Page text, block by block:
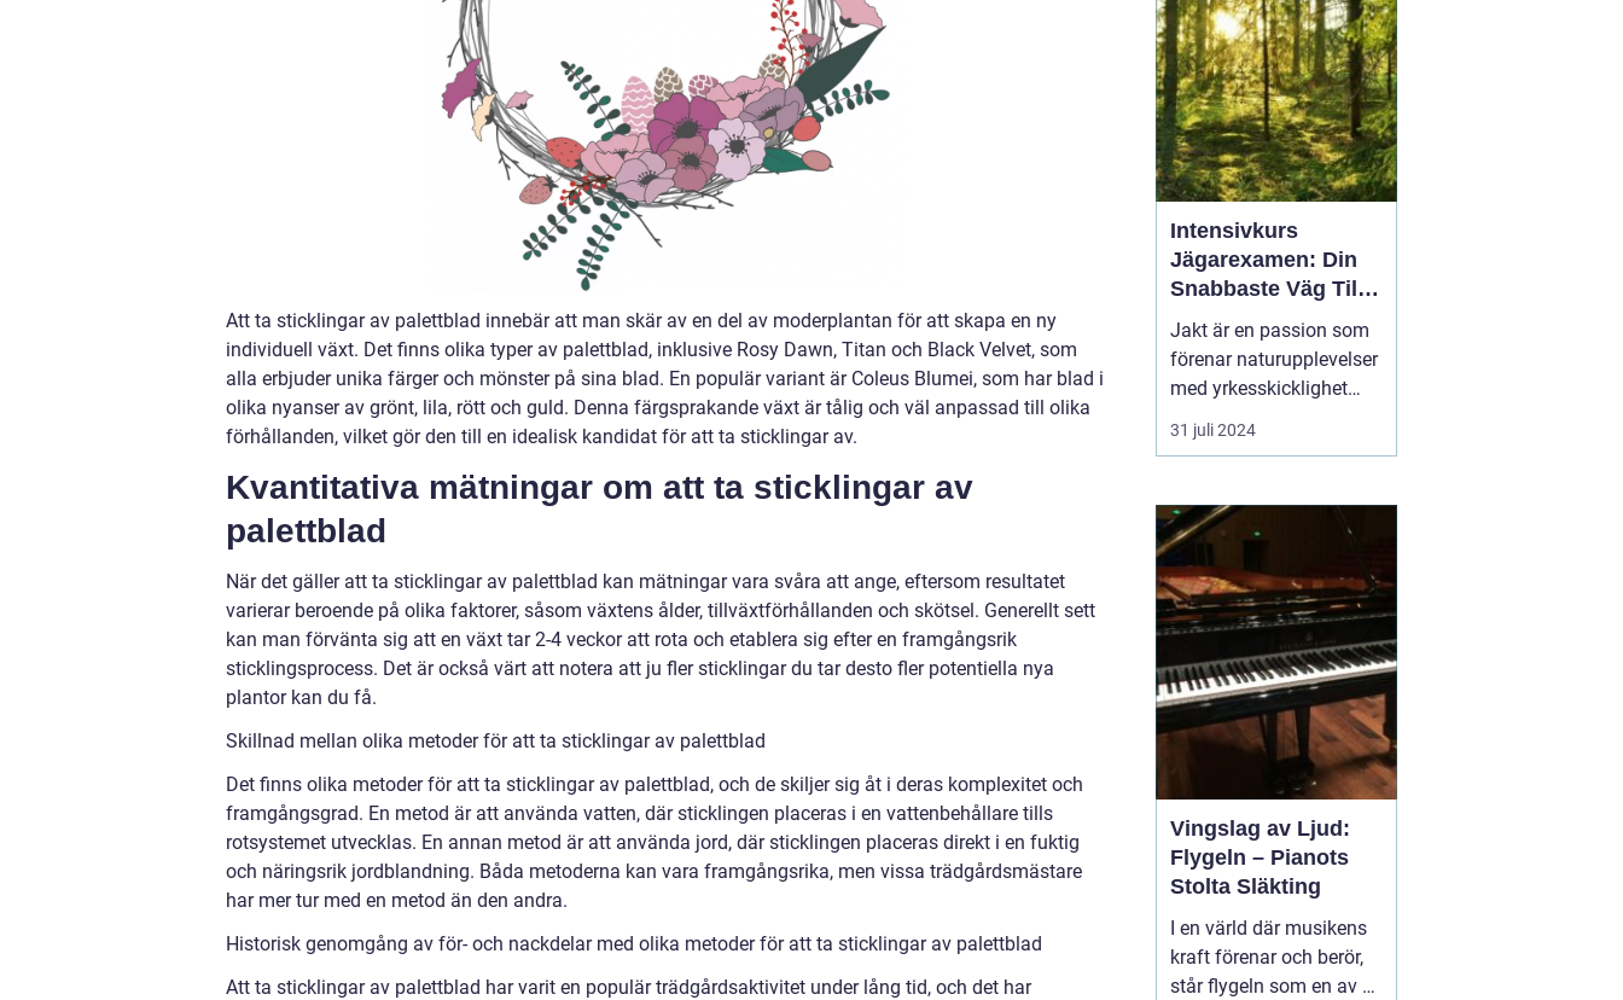
Att ta sticklingar av palettblad innebär att man skär av en del av moderplantan för att skapa en ny
individuell växt. Det finns olika typer av palettblad, inklusive Rosy Dawn, Titan och Black Velvet, som
alla erbjuder unika färger och mönster på sina blad. En populär variant är Coleus Blumei, som har blad i
olika nyanser av grönt, lila, rött och guld. Denna färgsprakande växt är tålig och väl anpassad till olika
förhållanden, vilket gör den till en idealisk kandidat för att ta sticklingar av.
Kvantitativa mätningar om att ta sticklingar av
palettblad
När det gäller att ta sticklingar av palettblad kan mätningar vara svåra att ange, eftersom resultatet
varierar beroende på olika faktorer, såsom växtens ålder, tillväxtförhållanden och skötsel. Generellt sett
kan man förvänta sig att en växt tar 2-4 veckor att rota och etablera sig efter en framgångsrik
sticklingsprocess. Det är också värt att notera att ju fler sticklingar du tar desto fler potentiella nya
plantor kan du få.
Skillnad mellan olika metoder för att ta sticklingar av palettblad
Det finns olika metoder för att ta sticklingar av palettblad, och de skiljer sig åt i deras komplexitet och
framgångsgrad. En metod är att använda vatten, där sticklingen placeras i en vattenbehållare tills
rotsystemet utvecklas. En annan metod är att använda jord, där sticklingen placeras direkt i en fuktig
och näringsrik jordblandning. Båda metoderna kan vara framgångsrika, men vissa trädgårdsmästare
har mer tur med en metod än den andra.
Historisk genomgång av för- och nackdelar med olika metoder för att ta sticklingar av palettblad
Att ta sticklingar av palettblad har varit en populär trädgårdsaktivitet under lång tid, och det har
spänning. I ...
Intensivkurs
Jägarexamen: Din
Snabbaste Väg Till
Jaktlycka
Jakt är en passion som
förenar naturupplevelser
med yrkesskicklighet
och ansvarstagande för
viltvården. För att
Sverige krävs en
jägarexamen. Och för
den som snabbt vill ta
steget ...
31 juli 2024
Vingslag av Ljud:
Flygeln – Pianots
Stolta Släkting
I en värld där musikens
kraft förenar och berör,
står flygeln som en av de